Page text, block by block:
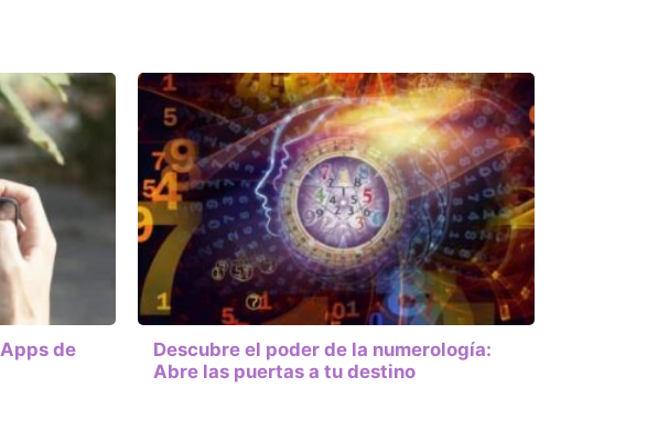
de
Descubre el poder de la numerología:
Abre las puertas a tu destino